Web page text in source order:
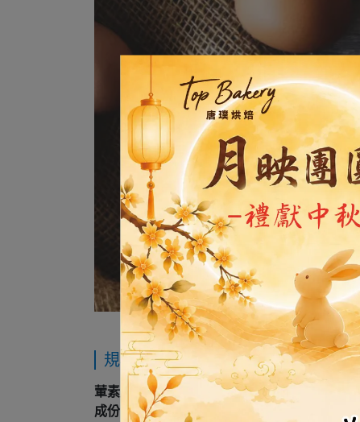
規格說明
葷素別 : 葷
成份 : 麵粉、雞蛋、海苔肉鬆、沙拉醬、蔥花